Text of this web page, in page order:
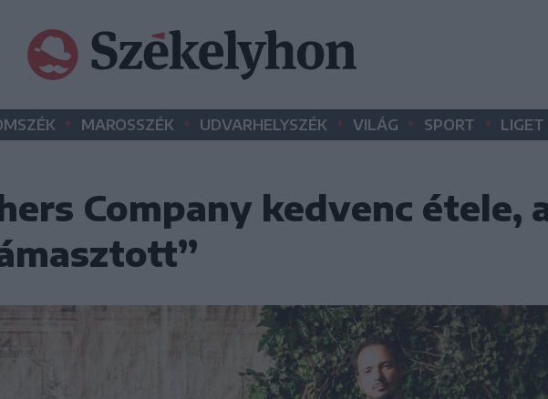
• MAROSSZÉK • UDVARHELYSZÉK • VILÁG • SPORT • LIGET
Company kedvenc étele,